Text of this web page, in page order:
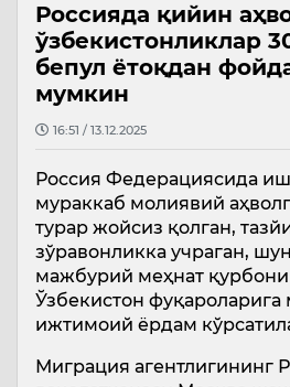
Россияда қийин
ўзбекистонликлар
бепул ётоқдан
мумкин
16:51 / 13.12.2025
Россия Федерациясида
мураккаб молиявий
турар жойсиз қолган,
зўравонликка учраган,
мажбурий меҳнат қурбони
Ўзбекистон
ижтимоий ёрдам
Миграция агентлигининг